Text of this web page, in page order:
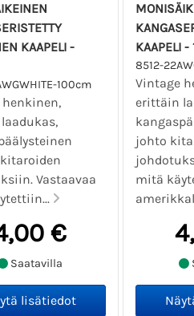
KAAPELI -
100cm
Vastaavaa
€
Saatavilla
KAAPELI
8512-
Vintage
erittäin
johto
mitä